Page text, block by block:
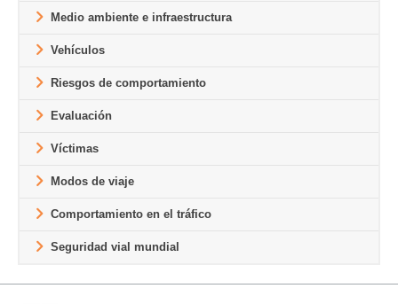
Medio ambiente e infraestructura
Vehículos
Riesgos de comportamiento
Evaluación
Víctimas
Modos de viaje
Comportamiento en el tráfico
Seguridad vial mundial